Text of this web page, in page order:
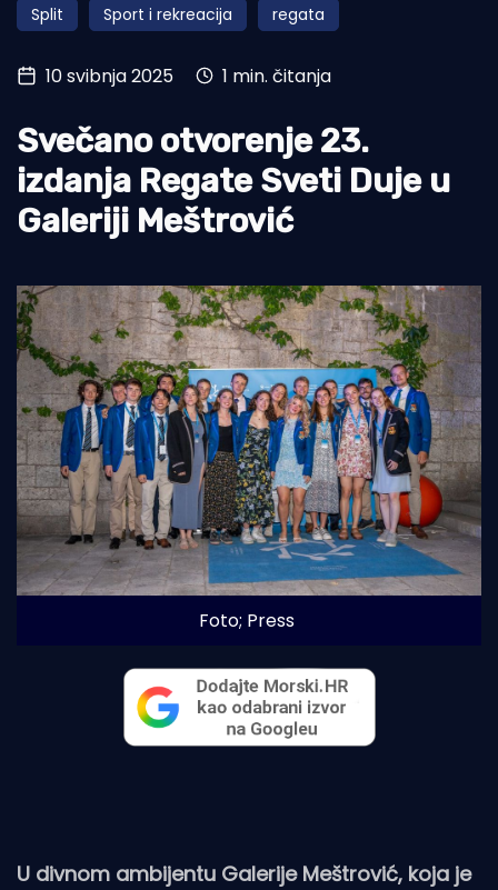
Otoci
Turizam i nautika
Pomorstvo
Ribolov
Ekologija
Split Sport i rekreacija regata
10 svibnja 2025 1 min. čitanja
Svečano otvorenje 23.
izdanja Regate Sveti Duje u
Galeriji Meštrović
Foto; Press
U divnom ambijentu Galerije Meštrović, koja je